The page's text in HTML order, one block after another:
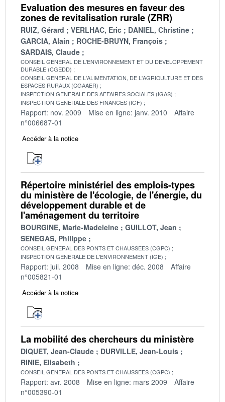
Evaluation des mesures en faveur des
zones de revitalisation rurale (ZRR)
RUIZ, Gérard VERLHAC, Eric
DANIEL, Christine
GARCIA, Alain
ROCHE-BRUYN, François
SARDAIS, Claude
CONSEIL GENERAL DE L'ENVIRONNEMENT ET DU DEVELOPPEMENT
DURABLE (CGEDD)
CONSEIL GENERAL DE L'ALIMENTATION, DE L'AGRICULTURE ET DES
ESPACES RURAUX (CGAAER)
INSPECTION GENERALE DES AFFAIRES SOCIALES (IGAS)
INSPECTION GENERALE DES FINANCES (IGF)
Rapport: nov. 2009 Mise en ligne: janv. 2010
Affaire
n°006687-01
Accéder à la notice
Répertoire ministériel des emplois-types
du ministère de l'écologie, de l'énergie, du
développement durable et de
l'aménagement du territoire
BOURGINE, Marie-Madeleine
GUILLOT, Jean
SENEGAS, Philippe
CONSEIL GENERAL DES PONTS ET CHAUSSEES (CGPC)
INSPECTION GENERALE DE L'ENVIRONNEMENT (IGE)
Rapport: juil. 2008 Mise en ligne: déc. 2008
Affaire
n°005821-01
Accéder à la notice
La mobilité des chercheurs du ministère
DIQUET, Jean-Claude
DURVILLE, Jean-Louis
RINIE, Elisabeth
CONSEIL GENERAL DES PONTS ET CHAUSSEES (CGPC)
Rapport: avr. 2008 Mise en ligne: mars 2009
Affaire
n°005390-01